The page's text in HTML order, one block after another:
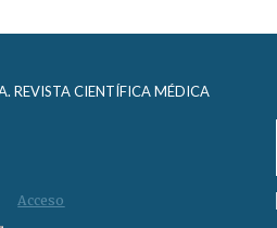
REVISTA CIENTÍFICA MÉDICA
Acceso